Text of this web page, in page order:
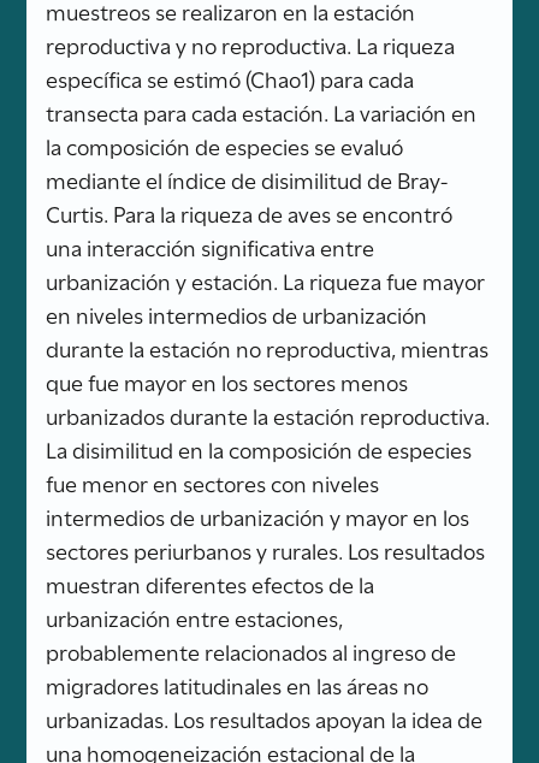
muestreos se realizaron en la estación
reproductiva y no reproductiva. La riqueza
específica se estimó (Chao1) para cada
transecta para cada estación. La variación en
la composición de especies se evaluó
mediante el índice de disimilitud de Bray-
Curtis. Para la riqueza de aves se encontró
una interacción significativa entre
urbanización y estación. La riqueza fue mayor
en niveles intermedios de urbanización
durante la estación no reproductiva, mientras
que fue mayor en los sectores menos
urbanizados durante la estación reproductiva.
La disimilitud en la composición de especies
fue menor en sectores con niveles
intermedios de urbanización y mayor en los
sectores periurbanos y rurales. Los resultados
muestran diferentes efectos de la
urbanización entre estaciones,
probablemente relacionados al ingreso de
migradores latitudinales en las áreas no
urbanizadas. Los resultados apoyan la idea de
una homogeneización estacional de la